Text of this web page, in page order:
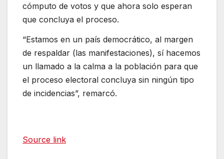
cómputo de votos y que ahora solo esperan
que concluya el proceso.
“Estamos en un país democrático, al margen
de respaldar (las manifestaciones), sí hacemos
un llamado a la calma a la población para que
el proceso electoral concluya sin ningún tipo
de incidencias”, remarcó.
Source link